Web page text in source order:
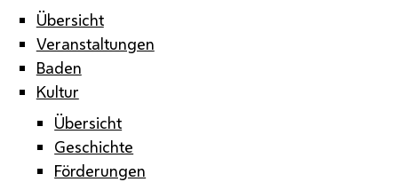
Übersicht
Veranstaltungen
Baden
Kultur
Übersicht
Geschichte
Förderungen